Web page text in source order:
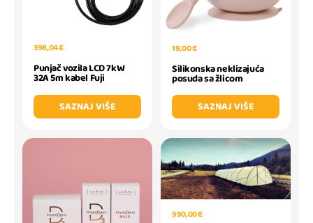
398,04 €
Punjač vozila LCD 7kW
32A 5m kabel Fuji
SAZNAJ VIŠE
19,00 €
Silikonska neklizajuća
posuda sa žlicom
SAZNAJ VIŠE
990,00 €